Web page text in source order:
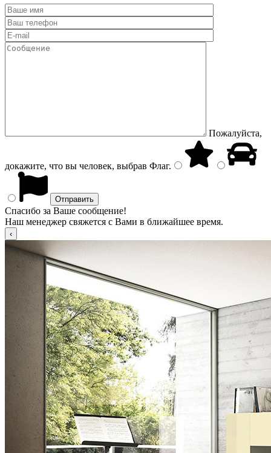
Пожалуйста,
докажите, что вы человек, выбрав Флаг.
Спасибо за Ваше сообщение!
Наш менеджер свяжется с Вами в ближайшее время.